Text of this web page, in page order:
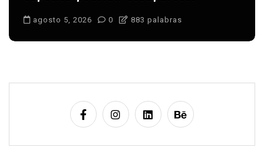
agosto 5, 2026 0 883 palabras